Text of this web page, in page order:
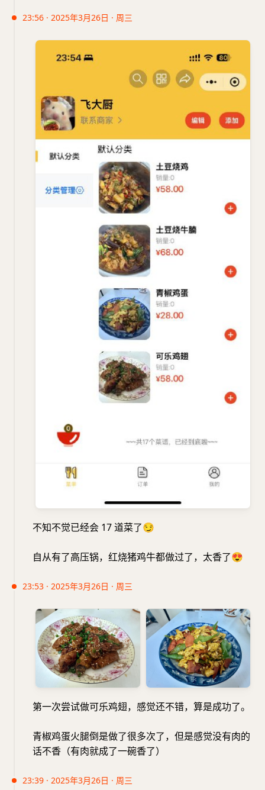
23:56 · 2025年3月26日 · 周三
不知不觉已经会 17 道菜了😏
自从有了高压锅，红烧猪鸡牛都做过了，太香了😍
23:53 · 2025年3月26日 · 周三
第一次尝试做可乐鸡翅，感觉还不错，算是成功了。
青椒鸡蛋火腿倒是做了很多次了，但是感觉没有肉的
话不香（有肉就成了一碗香了）
23:39 · 2025年3月26日 · 周三